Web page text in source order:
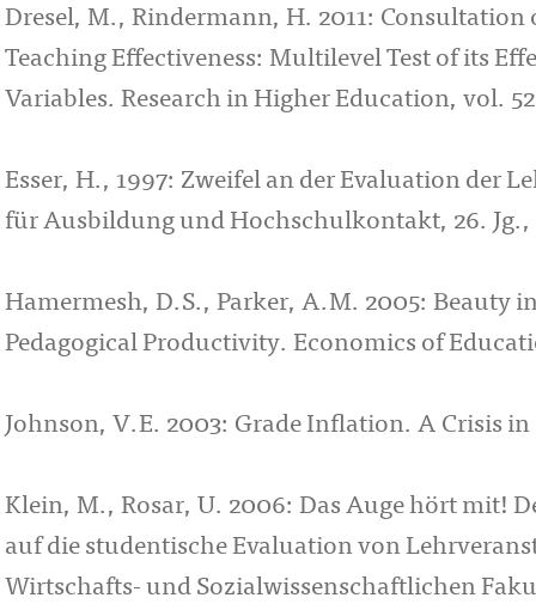
Dresel, M., Rindermann, H. 2011:
Teaching Effectiveness: Multilevel Test of its
Variables. Research in Higher Education, vol.
Esser, H., 1997: Zweifel an der Evaluation der
für Ausbildung und Hochschulkontakt, 26. Jg.,
Hamermesh, D.S., Parker, A.M. 2005: Beauty
Pedagogical Productivity. Economics of
Johnson, V.E. 2003: Grade Inflation. A Crisis
Klein, M., Rosar, U. 2006: Das Auge hört mit!
auf die studentische Evaluation von
Wirtschafts- und Sozial­wis­sen­schaft­lichen